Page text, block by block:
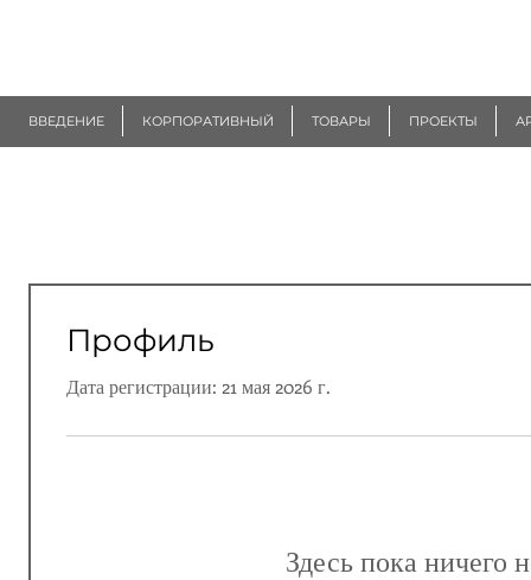
Профиль
Дата регистрации: 21 мая 2026 г.
Здесь пока ничего
ВВЕДЕНИЕ КОРПОРАТИВНЫЙ ТОВАРЫ ПРОЕКТЫ